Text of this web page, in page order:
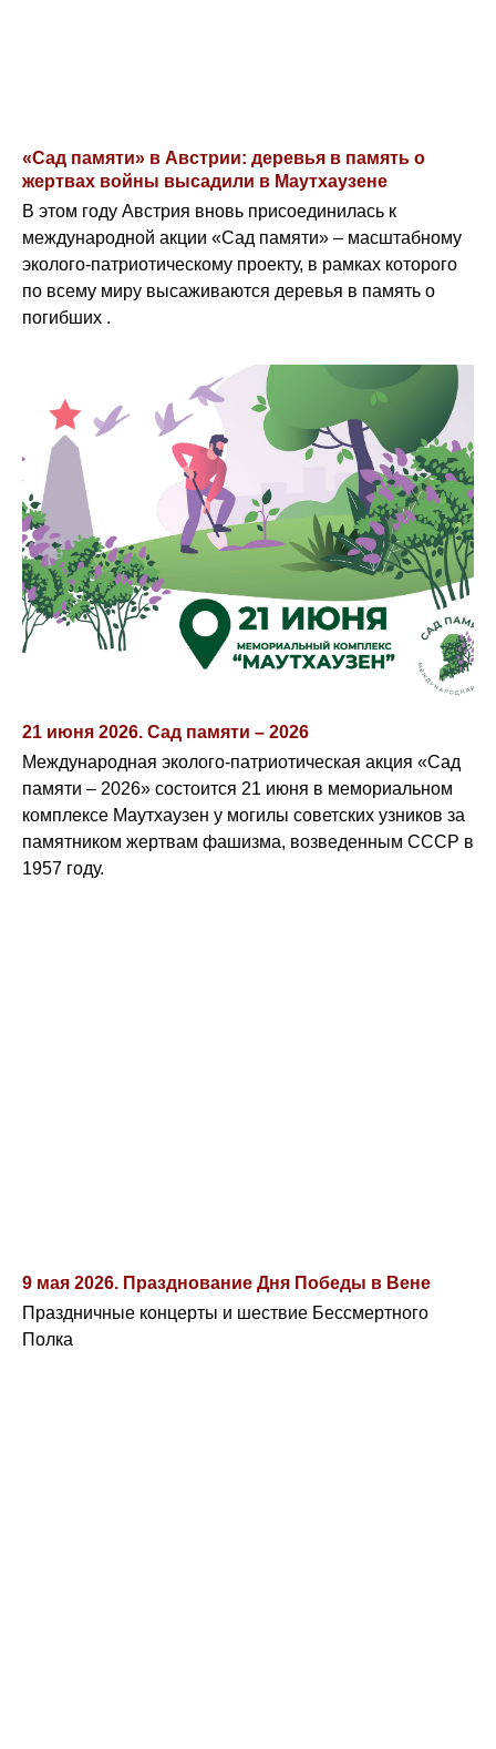
«Сад памяти» в Австрии: деревья в память о
жертвах войны высадили в Маутхаузене
В этом году Австрия вновь присоединилась к
международной акции «Сад памяти» – масштабному
эколого-патриотическому проекту, в рамках которого
по всему миру высаживаются деревья в память о
погибших .
21 июня 2026. Сад памяти – 2026
Международная эколого-патриотическая акция «Сад
памяти – 2026» состоится 21 июня в мемориальном
комплексе Маутхаузен у могилы советских узников за
памятником жертвам фашизма, возведенным СССР в
1957 году.
9 мая 2026. Празднование Дня Победы в Вене
Праздничные концерты и шествие Бессмертного
Полка